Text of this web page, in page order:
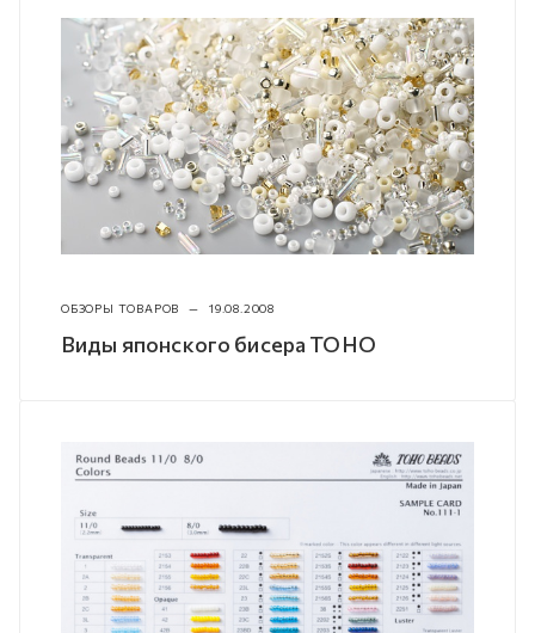
ОБЗОРЫ ТОВАРОВ — 19.08.2008
Виды японского бисера TOHO